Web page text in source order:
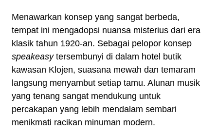
Menawarkan konsep yang sangat berbeda,
tempat ini mengadopsi nuansa misterius dari era
klasik tahun 1920-an. Sebagai pelopor konsep
speakeasytersembunyi di dalam hotel butik
kawasan Klojen, suasana mewah dan temaram
langsung menyambut setiap tamu. Alunan musik
yang tenang sangat mendukung untuk
percakapan yang lebih mendalam sembari
menikmati racikan minuman modern.